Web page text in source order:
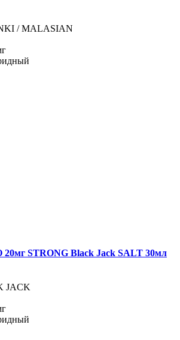
/ MALASIAN
STRONG Black Jack SALT 30мл
JACK